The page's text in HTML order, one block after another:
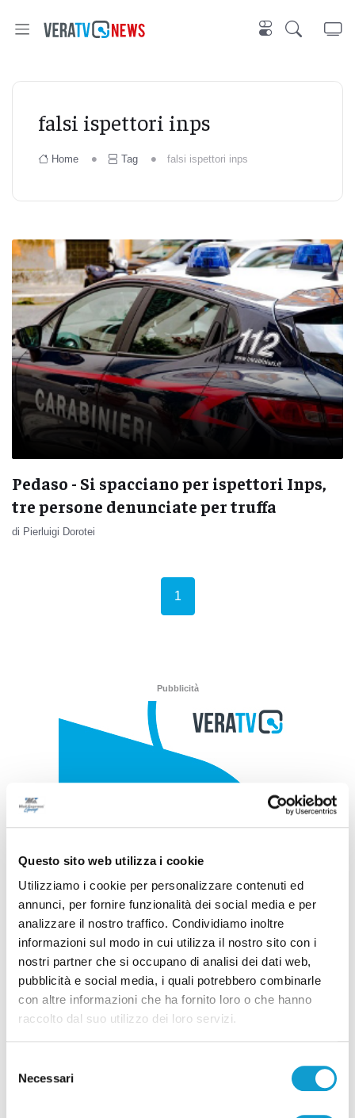
Questo sito web utilizza i cookie
Utilizziamo i cookie per personalizzare contenuti ed
annunci, per fornire funzionalità dei social media e per
analizzare il nostro traffico. Condividiamo inoltre
informazioni sul modo in cui utilizza il nostro sito con i
nostri partner che si occupano di analisi dei dati web,
pubblicità e social media, i quali potrebbero combinarle
con altre informazioni che ha fornito loro o che hanno
raccolto dal suo utilizzo dei loro servizi.
delNecessari
falsi ispettori inps
Home Tag falsi ispettori inps
Pedaso - Si spacciano per ispettori Inps,
tre persone denunciate per truffa
di Pierluigi Dorotei
1
Pubblicità